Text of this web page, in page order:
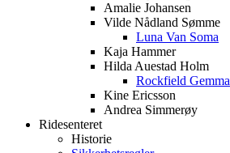
Amalie Johansen
Vilde Nådland Sømme
Luna Van Soma
Kaja Hammer
Hilda Auestad Holm
Rockfield Gemma
Kine Ericsson
Andrea Simmerøy
Ridesenteret
Historie